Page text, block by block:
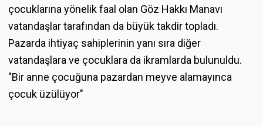
çocuklarına yönelik faal olan Göz Hakkı Manavı
vatandaşlar tarafından da büyük takdir topladı.
Pazarda ihtiyaç sahiplerinin yanı sıra diğer
vatandaşlara ve çocuklara da ikramlarda bulunuldu.
"Bir anne çocuğuna pazardan meyve alamayınca
çocuk üzülüyor"